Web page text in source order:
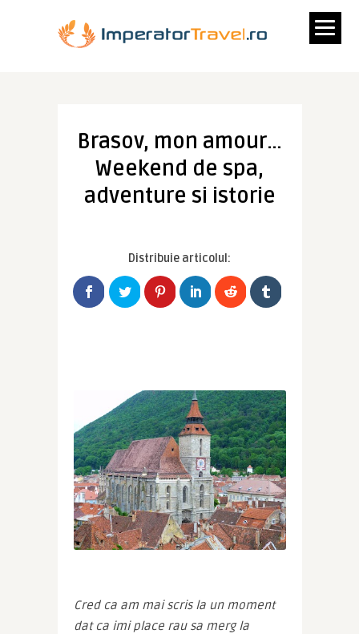
Brasov, mon amour…
Weekend de spa,
adventure si istorie
Distribuie articolul:
Cred ca am mai scris la un moment
dat ca imi place rau sa merg la